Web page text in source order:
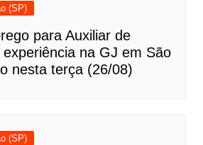
(SP)
para Auxiliar de
na GJ em São
nesta terça (26/08)
(SP)